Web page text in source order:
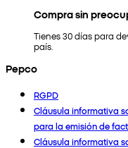
Compra sin
Tienes 30 días para
país.
Pepco
RGPD
Cláusula informativa
para la emisión de
Cláusula informativa